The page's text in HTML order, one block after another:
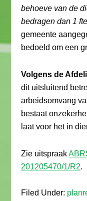
behoeve van de
bedragen dan 1
gemeente
bedoeld om een
Volgens de
dit uitsluitend
arbeidsomvang
bestaat
laat voor het in
Zie uitspraak
201205470/1/R2.
Filed Under: